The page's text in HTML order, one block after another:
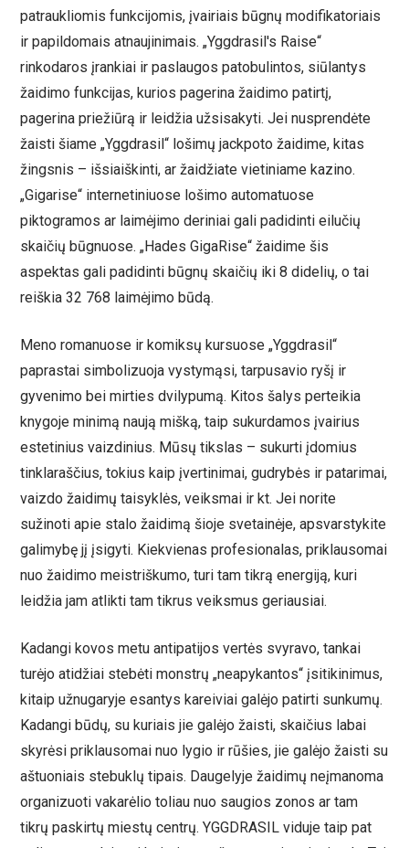
patraukliomis funkcijomis, įvairiais būgnų modifikatoriais
ir papildomais atnaujinimais. „Yggdrasil's Raise“
rinkodaros įrankiai ir paslaugos patobulintos, siūlantys
žaidimo funkcijas, kurios pagerina žaidimo patirtį,
pagerina priežiūrą ir leidžia užsisakyti. Jei nusprendėte
žaisti šiame „Yggdrasil“ lošimų jackpoto žaidime, kitas
žingsnis – išsiaiškinti, ar žaidžiate vietiniame kazino.
„Gigarise“ internetiniuose lošimo automatuose
piktogramos ar laimėjimo deriniai gali padidinti eilučių
skaičių būgnuose. „Hades GigaRise“ žaidime šis
aspektas gali padidinti būgnų skaičių iki 8 didelių, o tai
reiškia 32 768 laimėjimo būdą.
Meno romanuose ir komiksų kursuose „Yggdrasil“
paprastai simbolizuoja vystymąsi, tarpusavio ryšį ir
gyvenimo bei mirties dvilypumą. Kitos šalys perteikia
knygoje minimą naują mišką, taip sukurdamos įvairius
estetinius vaizdinius. Mūsų tikslas – sukurti įdomius
tinklaraščius, tokius kaip įvertinimai, gudrybės ir patarimai,
vaizdo žaidimų taisyklės, veiksmai ir kt. Jei norite
sužinoti apie stalo žaidimą šioje svetainėje, apsvarstykite
galimybę jį įsigyti. Kiekvienas profesionalas, priklausomai
nuo žaidimo meistriškumo, turi tam tikrą energiją, kuri
leidžia jam atlikti tam tikrus veiksmus geriausiai.
Kadangi kovos metu antipatijos vertės svyravo, tankai
turėjo atidžiai stebėti monstrų „neapykantos“ įsitikinimus,
kitaip užnugaryje esantys kareiviai galėjo patirti sunkumų.
Kadangi būdų, su kuriais jie galėjo žaisti, skaičius labai
skyrėsi priklausomai nuo lygio ir rūšies, jie galėjo žaisti su
aštuoniais stebuklų tipais. Daugelyje žaidimų neįmanoma
organizuoti vakarėlio toliau nuo saugios zonos ar tam
tikrų paskirtų miestų centrų. YGGDRASIL viduje taip pat